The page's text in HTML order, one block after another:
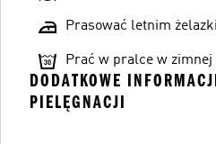
Prasować letnim
Prać w pralce w zimnej
DODATKOWE
PIELĘGNACJI